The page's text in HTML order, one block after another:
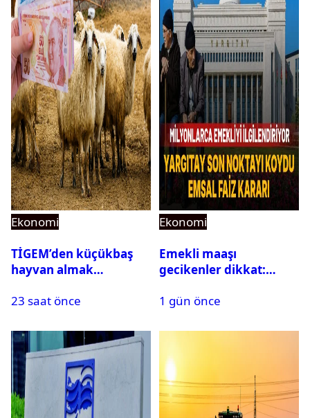
Ekonomi
TİGEM’den küçükbaş
hayvan almak
350 küçükbaş hayvan
muhammen bedeli
açıklandı
23 saat önce
Ekonomi
Emekli maaşı
gecikenler dikkat:
maaşı için emsal faiz
1 gün önce